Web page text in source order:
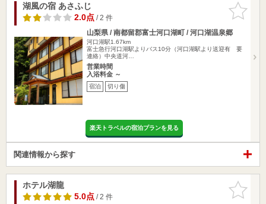
お気に入
りに追加
湖風の宿 あさふじ
2.0点/ 2 件
山梨県 / 南都留郡富士河口湖町 / 河口湖温泉郷
河口湖駅1.67km
富士急行河口湖駅よりバス10分（河口湖駅より送迎有 要
連絡）中央道河…
営業時間
入浴料金 ～
宿泊 切り傷
楽天トラベルの宿泊プランを見る
関連情報から探す
お気に入
りに追加
ホテル湖龍
5.0点/ 2 件